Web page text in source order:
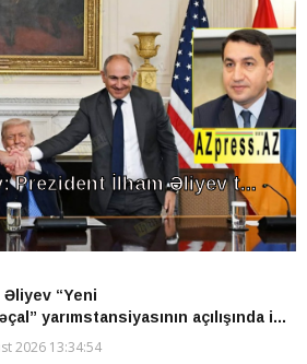
Prezident İlham Əliyev t...
Əliyev “Yeni
yarımstansiyasının açılışında i...
2026 13:34:54